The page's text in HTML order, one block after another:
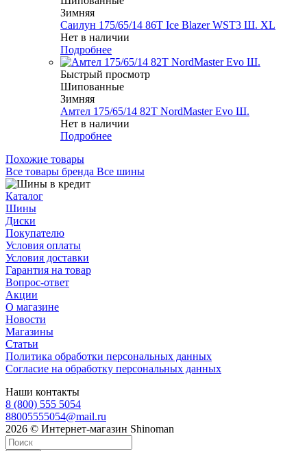
Зимняя
Саилун 175/65/14 86T Ice Blazer WST3 Ш. XL
Нет в наличии
Подробнее
Быстрый просмотр
Шипованные
Зимняя
Амтел 175/65/14 82T NordMaster Evo Ш.
Нет в наличии
Подробнее
Похожие товары
Все товары бренда Все шины
Каталог
Шины
Диски
Покупателю
Условия оплаты
Условия доставки
Гарантия на товар
Вопрос-ответ
Акции
О магазине
Новости
Магазины
Статьи
Политика обработки персональных данных
Согласие на обработку персональных данных
Наши контакты
8 (800) 555 5054
88005555054@mail.ru
2026 © Интернет-магазин Shinoman